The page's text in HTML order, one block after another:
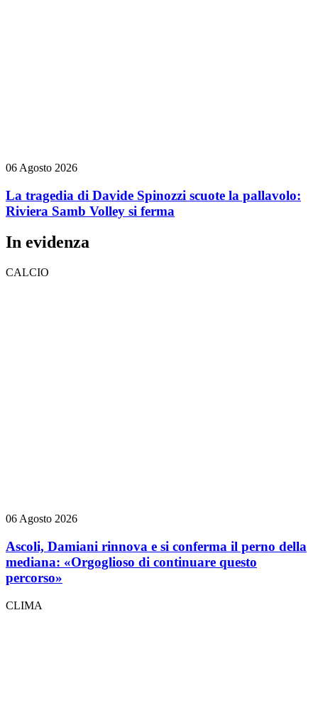
06 Agosto 2026
La tragedia di Davide Spinozzi scuote la pallavolo:
Riviera Samb Volley si ferma
In evidenza
CALCIO
06 Agosto 2026
Ascoli, Damiani rinnova e si conferma il perno della
mediana: «Orgoglioso di continuare questo
percorso»
CLIMA